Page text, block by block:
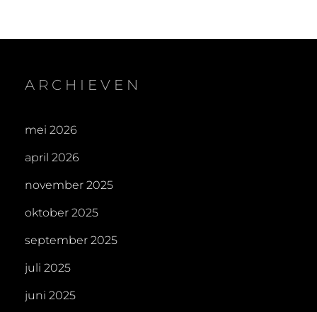
ARCHIEVEN
mei 2026
april 2026
november 2025
oktober 2025
september 2025
juli 2025
juni 2025